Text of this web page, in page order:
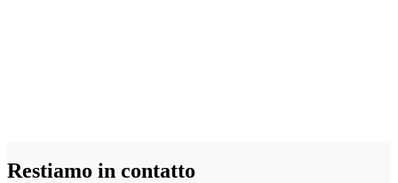
Restiamo in contatto